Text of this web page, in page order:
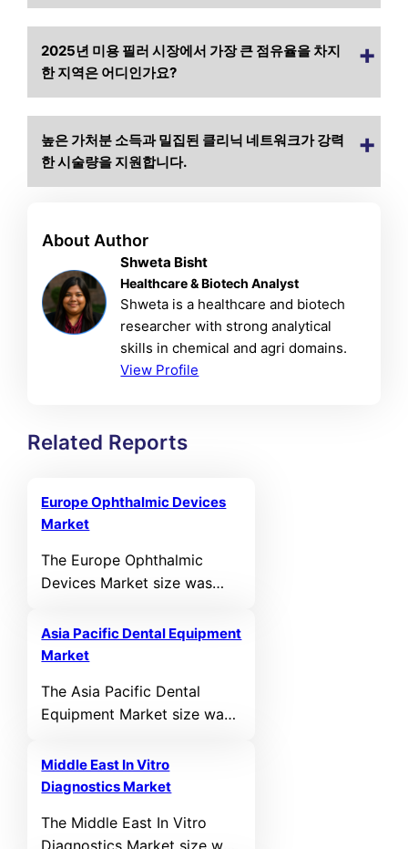
2025년 미용 필러 시장에서 가장 큰 점유율을 차지
한 지역은 어디인가요?
높은 가처분 소득과 밀집된 클리닉 네트워크가 강력
한 시술량을 지원합니다.
About Author
Shweta Bisht
Healthcare & Biotech Analyst
Shweta is a healthcare and biotech
researcher with strong analytical
skills in chemical and agri domains.
View Profile
Related Reports
Europe Ophthalmic Devices
Market
The Europe Ophthalmic
Devices Market size was
in 2021 and reached USD
6,896.16 MN in 2025. It is
10,448.45 MN by 2032,
growing at a CAGR of 5.14%
Asia Pacific Dental Equipment
Market
The Asia Pacific Dental
Equipment Market size was
in 2021 and reached USD
2,657.13 MN in 2025. It is
3,763.78 MN by 2032,
Middle East In Vitro
Diagnostics Market
The Middle East In Vitro
Diagnostics Market size was